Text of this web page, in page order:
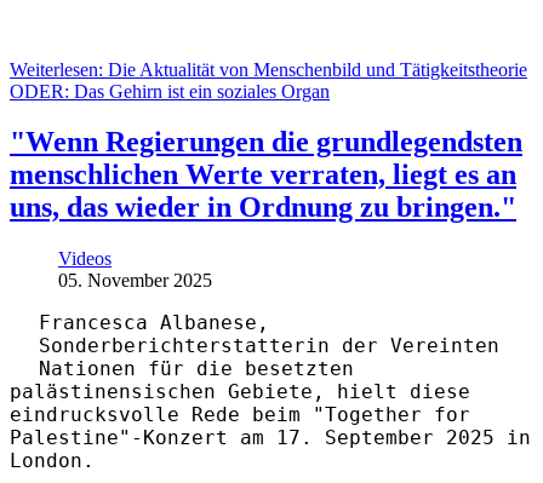
Weiterlesen: Die Aktualität von Menschenbild und Tätigkeitstheorie
ODER: Das Gehirn ist ein soziales Organ
"Wenn Regierungen die grundlegendsten
menschlichen Werte verraten, liegt es an
uns, das wieder in Ordnung zu bringen."
Videos
05. November 2025
Francesca Albanese,
Sonderberichterstatterin der Vereinten
Nationen für die besetzten
palästinensischen Gebiete, hielt diese
eindrucksvolle Rede beim "Together for
Palestine"-Konzert am 17. September 2025 in
London.